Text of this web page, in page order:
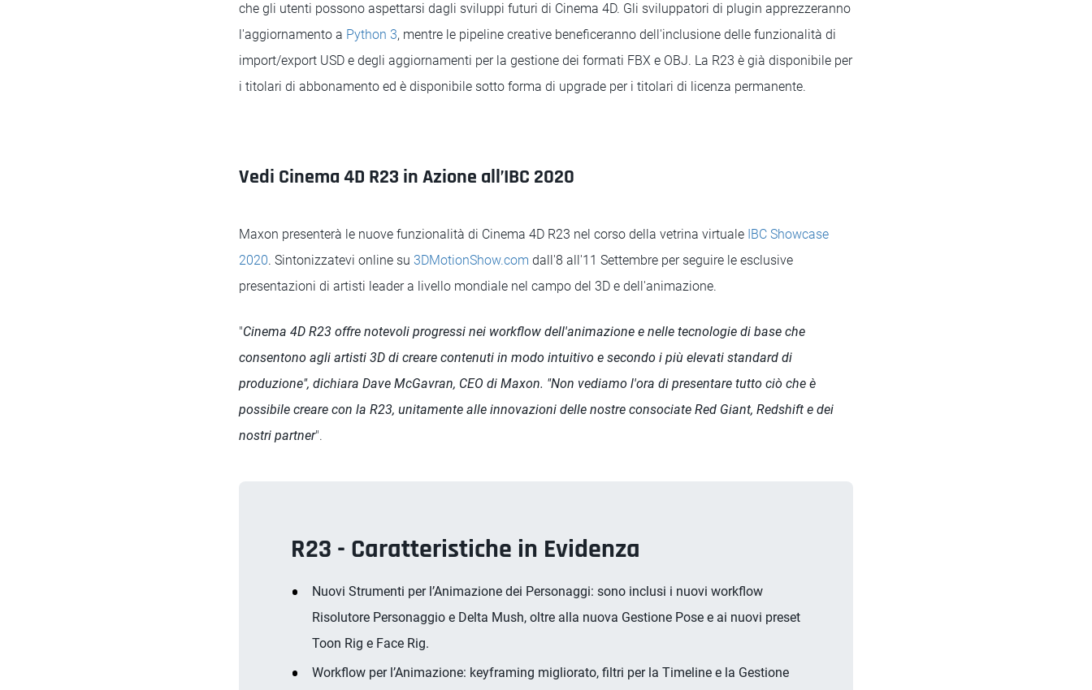
che gli utenti possono aspettarsi dagli sviluppi futuri di Cinema 4D. Gli sviluppatori di plugin apprezzeranno
l'aggiornamento a Python 3, mentre le pipeline creative beneficeranno dell'inclusione delle funzionalità di
import/export USD e degli aggiornamenti per la gestione dei formati FBX e OBJ. La R23 è già disponibile per
i titolari di abbonamento ed è disponibile sotto forma di upgrade per i titolari di licenza permanente.
Vedi Cinema 4D R23 in Azione all’IBC 2020
Maxon presenterà le nuove funzionalità di Cinema 4D R23 nel corso della vetrina virtuale IBC Showcase
2020. Sintonizzatevi online su 3DMotionShow.com dall'8 all'11 Settembre per seguire le esclusive
presentazioni di artisti leader a livello mondiale nel campo del 3D e dell'animazione.
"Cinema 4D R23 offre notevoli progressi nei workflow dell'animazione e nelle tecnologie di base che
consentono agli artisti 3D di creare contenuti in modo intuitivo e secondo i più elevati standard di
produzione", dichiara Dave McGavran, CEO di Maxon. "Non vediamo l'ora di presentare tutto ciò che è
possibile creare con la R23, unitamente alle innovazioni delle nostre consociate Red Giant, Redshift e dei
nostri partner".
R23 - Caratteristiche in Evidenza
Nuovi Strumenti per l’Animazione dei Personaggi: sono inclusi i nuovi workflow
Risolutore Personaggio e Delta Mush, oltre alla nuova Gestione Pose e ai nuovi preset
Toon Rig e Face Rig.
Workflow per l’Animazione: keyframing migliorato, filtri per la Timeline e la Gestione